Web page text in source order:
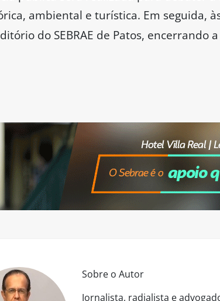
ambiental e turística. Em seguida,
do SEBRAE de Patos, encerrando
Sobre o Autor
Jornalista, radialista e